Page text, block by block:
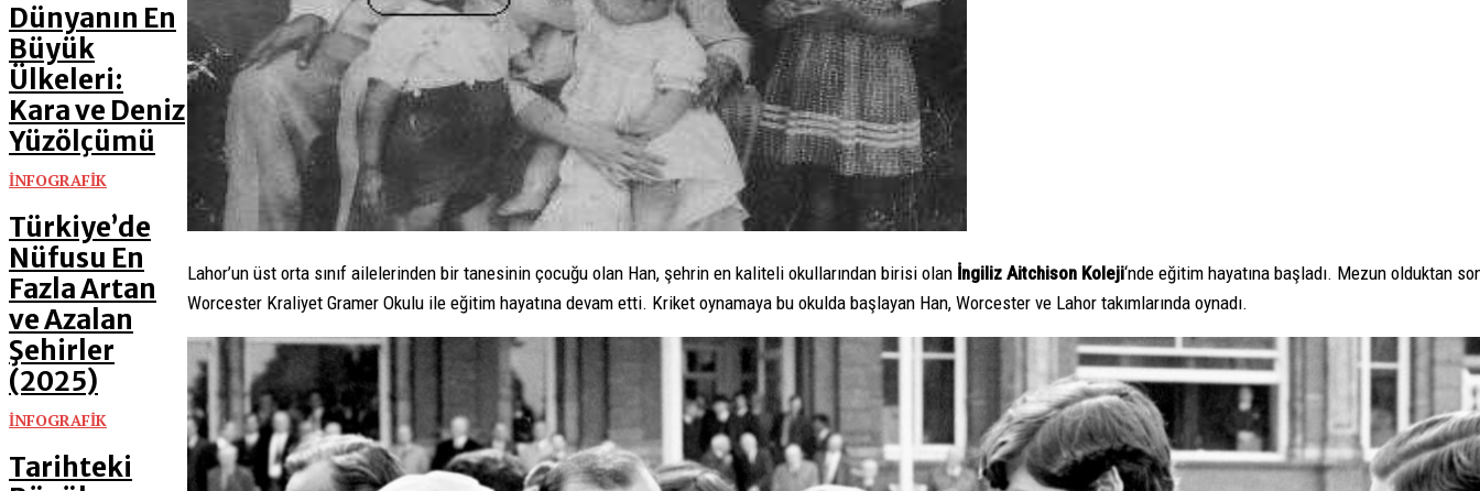
Dünyanın En
Büyük
Ülkeleri:
Kara ve Deniz
Yüzölçümü
İNFOGRAFİK
Türkiye’de
Nüfusu En
Fazla Artan
ve Azalan
Şehirler
(2025)
İNFOGRAFİK
Tarihteki
Lahor’un üst orta sınıf ailelerinden bir tanesinin çocuğu olan Han, şehrin en kaliteli okullarından birisi olan İngiliz Aitchison Koleji‘nde eğitim hayatına başladı. Mezun olduktan
Worcester Kraliyet Gramer Okulu ile eğitim hayatına devam etti. Kriket oynamaya bu okulda başlayan Han, Worcester ve Lahor takımlarında oynadı.